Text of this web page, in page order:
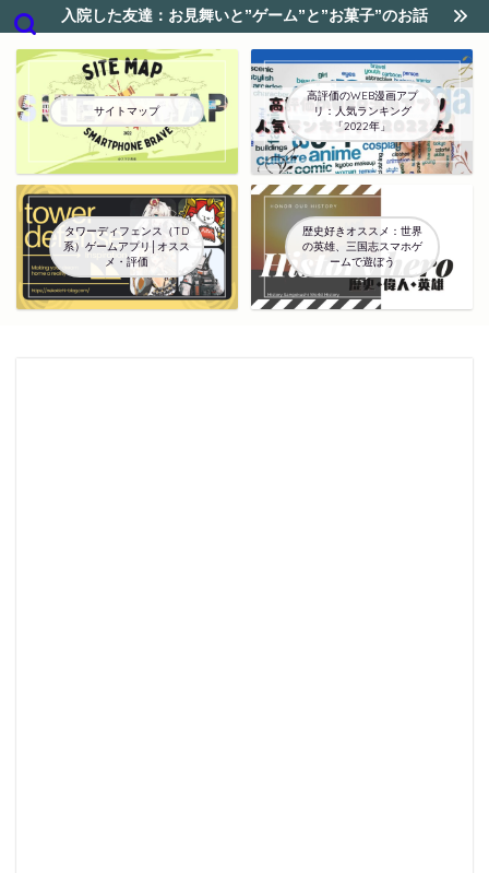
入院した友達：お見舞いと”ゲーム”と”お菓子”のお話
サイトマップ
高評価のWEB漫画アプ
リ：人気ランキング
「2022年」
タワーディフェンス（TD
系）ゲームアプリ│オスス
メ・評価
歴史好きオススメ：世界
の英雄、三国志スマホゲ
ームで遊ぼう